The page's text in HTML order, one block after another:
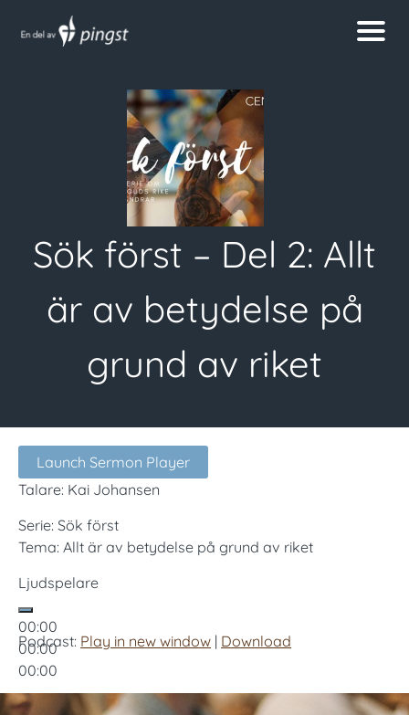
Sök först – Del 2: Allt
är av betydelse på
grund av riket
Launch Sermon Player
Talare: Kai Johansen
Serie: Sök först
Tema: Allt är av betydelse på grund av riket
Ljudspelare
00:00
00:00
00:00
Podcast: Play in new window | Download